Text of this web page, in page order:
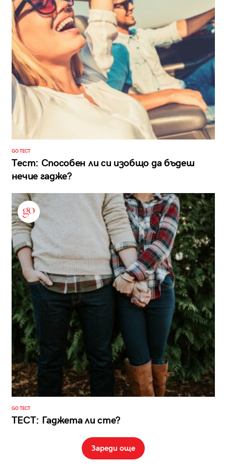
GO ТЕСТ
Тест: Способен ли си изобщо да бъдеш
нечие гадже?
GO ТЕСТ
ТЕСТ: Гаджета ли сте?
Зареди още